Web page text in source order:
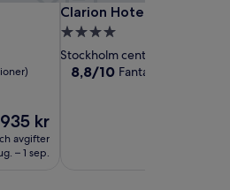
Priset
är
935 kr
935 kr
avgifter
– 1 sep.
Clarion Hotel Amaranten
Clarion Hotel Amaranten
4.0-
stjärnigt
boende
Stockholm centrum
8.8
8,8/10 Fantastiskt